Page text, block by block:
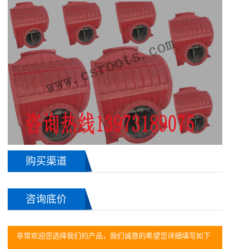
购买渠道
咨询底价
非常欢迎您选择我们的产品，我们诚恳的希望您详细填写如下